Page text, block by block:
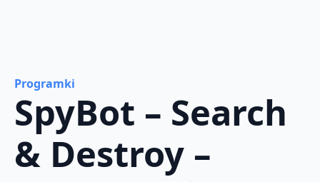
Programki
SpyBot – Search
& Destroy –